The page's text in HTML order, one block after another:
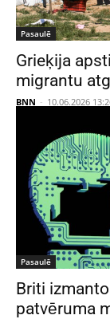
Pasaulē
Grieķija
migrantu
BNN - 10.06.2026
Pasaulē
Briti
patvēruma